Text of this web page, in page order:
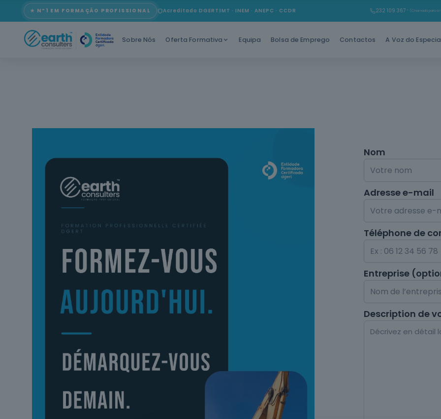
★ Nº1 EM FORMAÇÃO PROFISSIONAL Acreditado DGERT IMT · INEM · ANEPC · CCDR 232 109 367 * (Chamada para a
Sobre Nós Oferta Formativa Equipa Bolsa de Emprego Contactos A Voz do
Nom
Adresse e-mail
Téléphone de
Entreprise
Description de